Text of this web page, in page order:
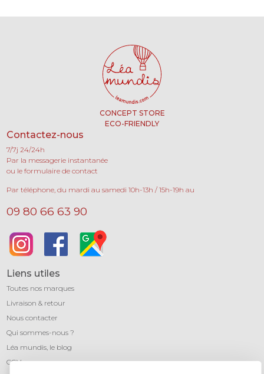
CONCEPT STORE
ECO-FRIENDLY
Contactez-nous
7/7j 24/24h
Par la messagerie instantanée
ou le formulaire de contact
Par téléphone, du mardi au samedi 10h-13h / 15h-19h au
09 80 66 63 90
Liens utiles
Toutes nos marques
Livraison & retour
Nous contacter
Qui sommes-nous ?
Léa mundis, le blog
CGV